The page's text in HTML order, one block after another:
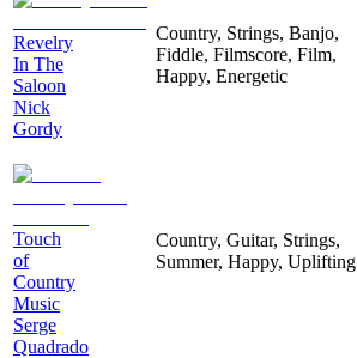
Revelry
In The
Saloon
Nick
Gordy
Country, Strings, Banjo,
Fiddle, Filmscore, Film,
Happy, Energetic
Touch
of
Country
Music
Serge
Quadrado
Country, Guitar, Strings,
Summer, Happy, Uplifting